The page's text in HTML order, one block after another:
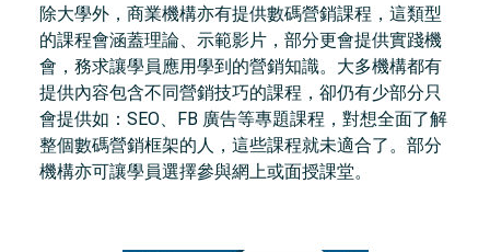
除大學外，商業機構亦有提供數碼營銷課程，這類型
的課程會涵蓋理論、示範影片，部分更會提供實踐機
會，務求讓學員應用學到的營銷知識。大多機構都有
提供內容包含不同營銷技巧的課程，卻仍有少部分只
會提供如：SEO、FB 廣告等專題課程，對想全面了解
整個數碼營銷框架的人，這些課程就未適合了。部分
機構亦可讓學員選擇參與網上或面授課堂。